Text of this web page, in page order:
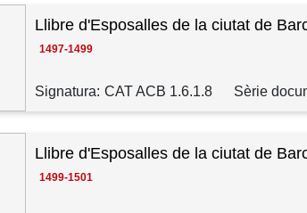
Llibre d'Esposalles de la ciutat de
1497-1499
Signatura: CAT ACB 1.6.1.8 Sèrie
Llibre d'Esposalles de la ciutat de
1499-1501